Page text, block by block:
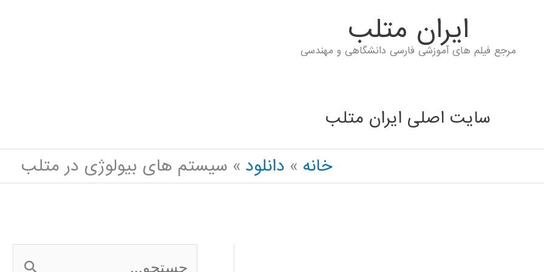
ايران متلب
مرجع فیلم های آموزشی فارسی دانشگاهی و مهندسی
سایت اصلی ایران متلب
خانه
دانلود سیستم های بیولوژی در متلب